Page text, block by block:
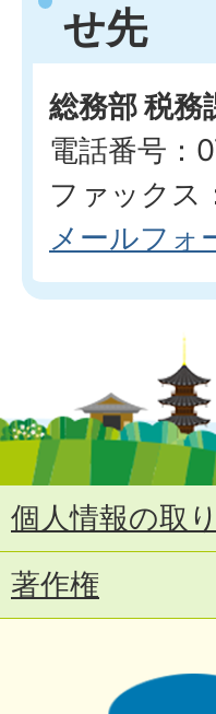
せ先
総務部 税務
電話番号：
ファック
メールフォ
個人情報の取
著作権